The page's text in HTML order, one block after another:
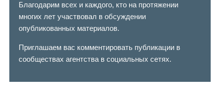
Благодарим всех и каждого, кто на протяжении
многих лет участвовал в обсуждении
опубликованных материалов.
Приглашаем вас комментировать публикации в
сообществах агентства в социальных сетях.